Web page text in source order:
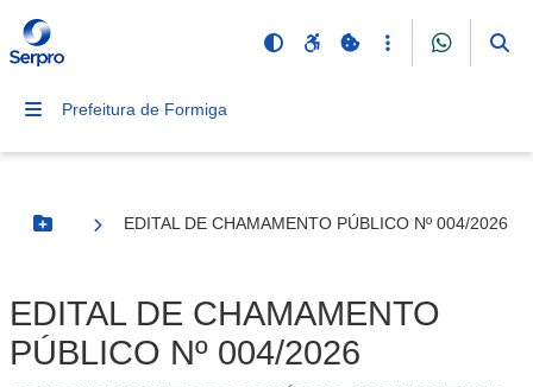
Prefeitura de Formiga
Botão Menu
EDITAL DE CHAMAMENTO PÚBLICO Nº 004/2026
EDITAL DE CHAMAMENTO
PÚBLICO Nº 004/2026